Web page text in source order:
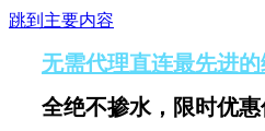
跳到主要内容
无需代理直连最先进
全绝不掺水，限时优